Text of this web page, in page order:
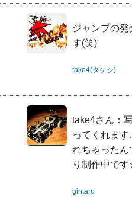
ジャンプの
take4(タケシ)
take4さん：
ってくれま
れちゃったん
り制作中で
gintaro